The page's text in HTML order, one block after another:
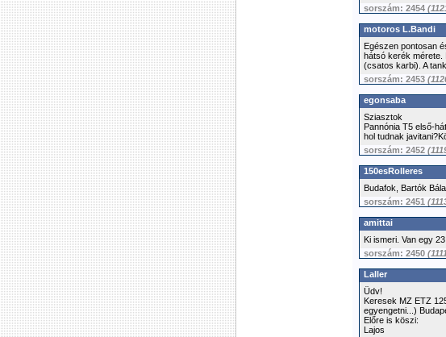
sorszám: 2454
motoros L.Bandi
Egészen pontosan
hátsó kerék mérete.
(csatos karbi). A
sorszám: 2453
egonsaba
Sziasztok
Pannónia T5 első-
hol tudnak
sorszám: 2452
150esRolleres
Budafok, Bartók
sorszám: 2451
amittai
Ki ismeri. Van egy
sorszám: 2450
Laller
Üdv!
Keresek MZ ETZ
egyengetni...)
Előre is köszi:
Lajos